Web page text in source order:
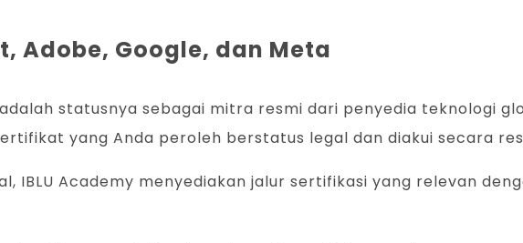
Adobe, Google, dan Meta
statusnya sebagai mitra resmi dari penyedia teknologi
yang Anda peroleh berstatus legal dan diakui secara
IBLU Academy menyediakan jalur sertifikasi yang relevan